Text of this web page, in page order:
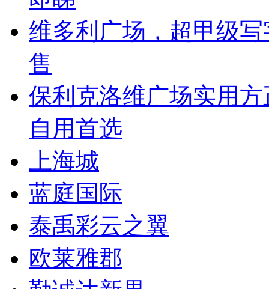
维多利广场，超甲级
售
保利克洛维广场实用
自用首选
上海城
蓝庭国际
泰禹彩云之翼
欧莱雅郡